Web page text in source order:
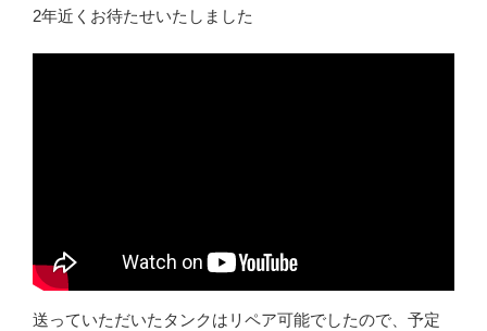
2年近くお待たせいたしました
送っていただいたタンクはリペア可能でしたので、予定